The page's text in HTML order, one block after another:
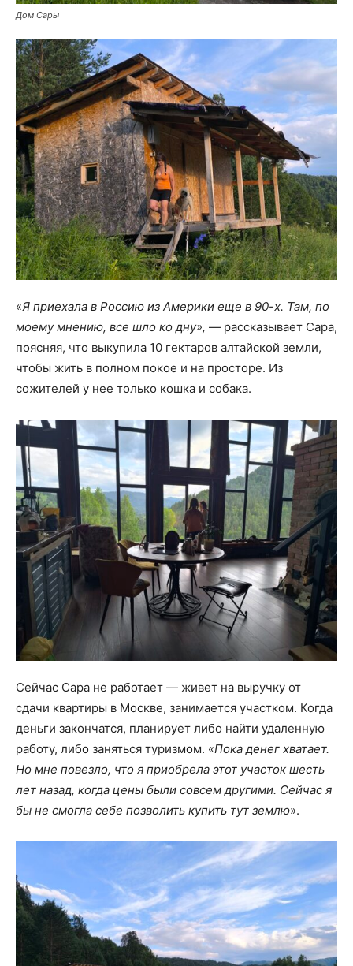
Дом Сары
«Я приехала в Россию из Америки еще в 90-х. Там, по
моему мнению, все шло ко дну», — рассказывает Сара,
поясняя, что выкупила 10 гектаров алтайской земли,
чтобы жить в полном покое и на просторе. Из
сожителей у нее только кошка и собака.
Сейчас Сара не работает — живет на выручку от
сдачи квартиры в Москве, занимается участком. Когда
деньги закончатся, планирует либо найти удаленную
работу, либо заняться туризмом. «Пока денег хватает.
Но мне повезло, что я приобрела этот участок шесть
лет назад, когда цены были совсем другими. Сейчас я
бы не смогла себе позволить купить тут землю».